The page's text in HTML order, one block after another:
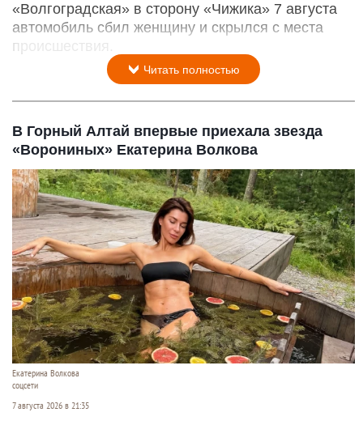
«Волгоградская» в сторону «Чижика» 7 августа
автомобиль сбил женщину и скрылся с места
происшествия.
Читать полностью
В Горный Алтай впервые приехала звезда
«Ворониных» Екатерина Волкова
Екатерина Волкова
соцсети
7 августа 2026 в 21:35